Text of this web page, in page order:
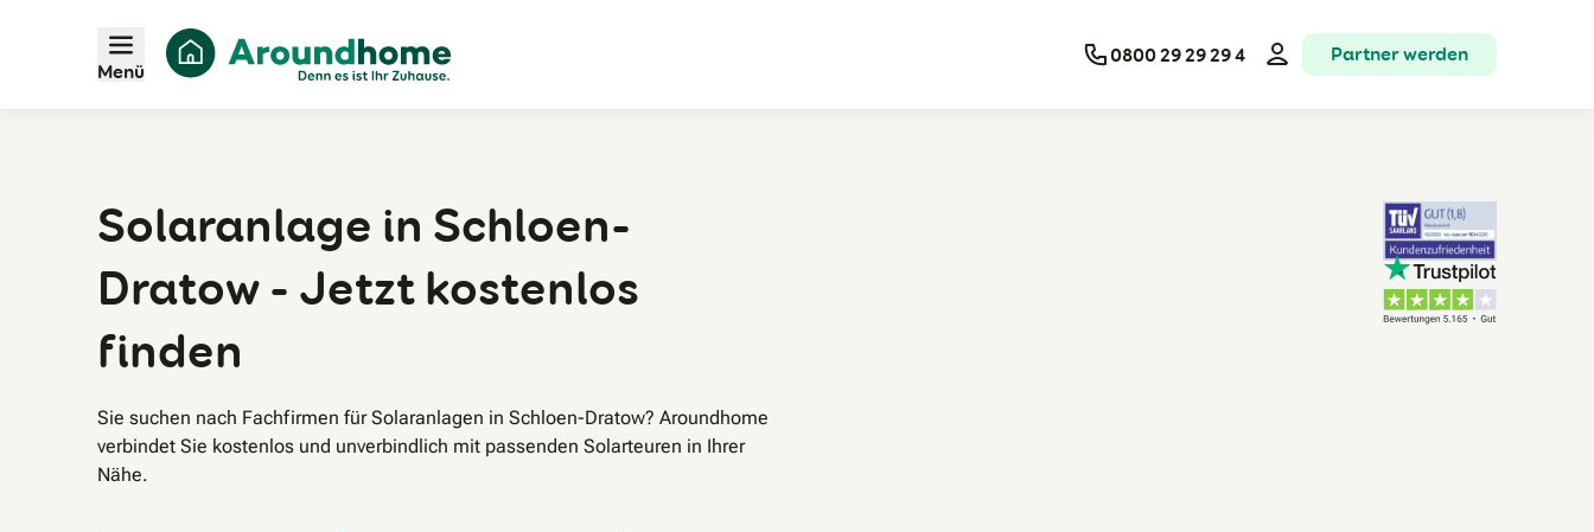
Menü
0800 29 29 29 4 Partner werden
Solaranlage in Schloen-
Dratow - Jetzt kostenlos
finden
Sie suchen nach Fachfirmen für Solaranlagen in Schloen-Dratow? Aroundhome
verbindet Sie kostenlos und unverbindlich mit passenden Solarteuren in Ihrer
Nähe.